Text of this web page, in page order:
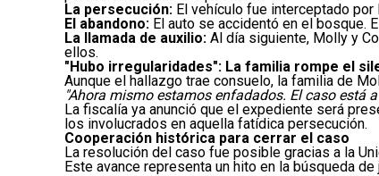
La persecución: El vehículo fue interceptado
El abandono: El auto se accidentó en el bosque.
La llamada de auxilio: Al día siguiente, Molly y
ellos.
"Hubo irregularidades": La familia rompe el
Aunque el hallazgo trae consuelo, la familia de
"Ahora mismo estamos enfadados. El caso está
La fiscalía ya anunció que el expediente será
los involucrados en aquella fatídica persecución.
Cooperación histórica para cerrar el caso
La resolución del caso fue posible gracias a la
Este avance representa un hito en la búsqueda